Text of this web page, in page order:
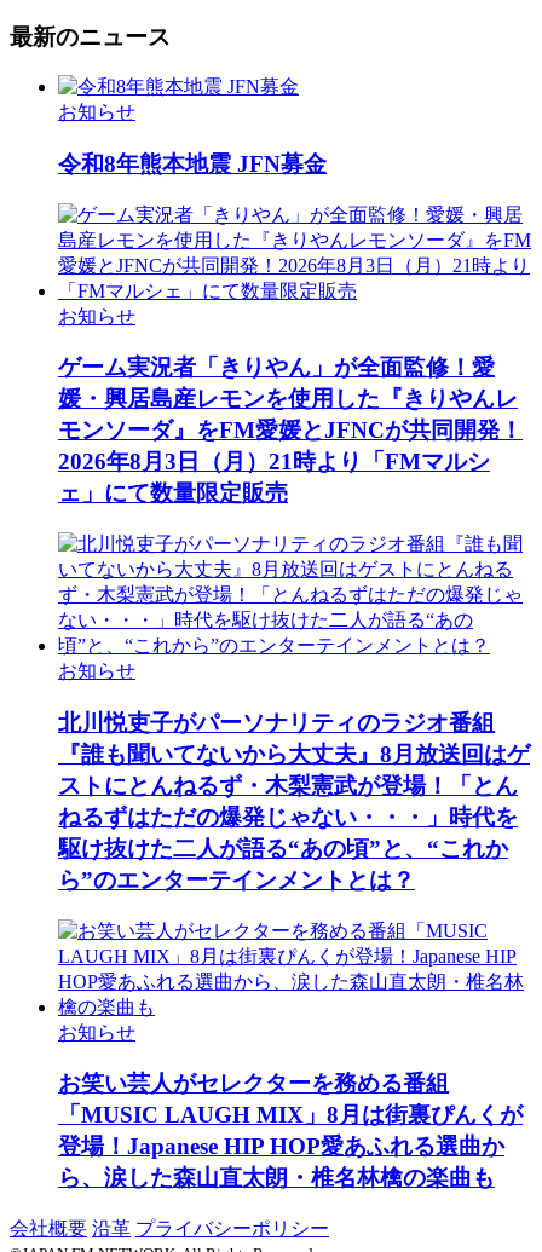
最新のニュース
お知らせ
令和8年熊本地震 JFN募金
お知らせ
ゲーム実況者「きりやん」が全面監修！愛
媛・興居島産レモンを使用した『きりやんレ
モンソーダ』をFM愛媛とJFNCが共同開発！
2026年8月3日（月）21時より「FMマルシ
ェ」にて数量限定販売
お知らせ
北川悦吏子がパーソナリティのラジオ番組
『誰も聞いてないから大丈夫』8月放送回はゲ
ストにとんねるず・木梨憲武が登場！「とん
ねるずはただの爆発じゃない・・・」時代を
駆け抜けた二人が語る“あの頃”と、“これか
ら”のエンターテインメントとは？
お知らせ
お笑い芸人がセレクターを務める番組
「MUSIC LAUGH MIX」8月は街裏ぴんくが
登場！Japanese HIP HOP愛あふれる選曲か
ら、涙した森山直太朗・椎名林檎の楽曲も
会社概要 沿革 プライバシーポリシー